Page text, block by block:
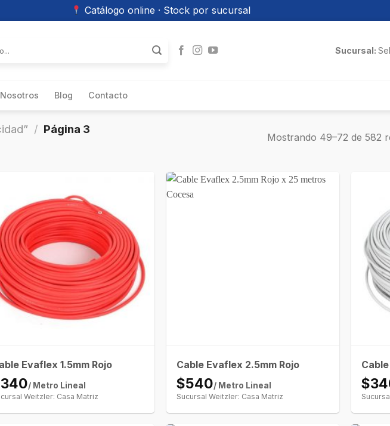
Catálogo online · Stock por sucursal
Sucursal:
Nosotros Blog Contacto
/ Página 3
Mostrando 49–72 de 582
Evaflex 1.5mm Rojo
/ Metro Lineal
Weitzler: Casa Matriz
Cable Evaflex 2.5mm Rojo
$540/ Metro Lineal
Sucursal Weitzler: Casa Matriz